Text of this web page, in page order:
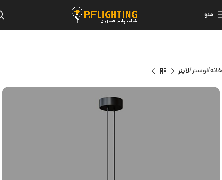
منو
خانه لوستر لاینر